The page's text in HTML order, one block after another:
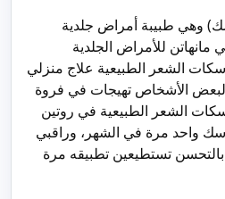
وهي طبيبة أمراض جلدية
للأمراض الجلدية
الشعر الطبيعية علاج منزلي
الأشخاص تهيجات في فروة
الشعر الطبيعية في روتين
واحد مرة في الشهر، وراقبي
تستطيعين تطبيقه مرة